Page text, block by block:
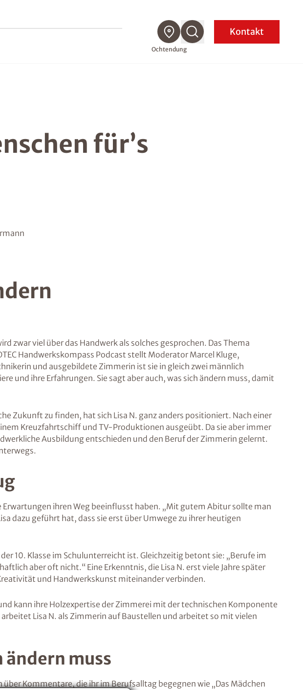
Ochtendung
Kontakt
für’s
zwar viel über das Handwerk als solches gesprochen. Das Thema
Handwerkskompass Podcast stellt Moderator Marcel Kluge,
und ausgebildete Zimmerin ist sie in gleich zwei männlich
und ihre Erfahrungen. Sie sagt aber auch, was sich ändern muss, damit
Zukunft zu finden, hat sich Lisa N. ganz anders positioniert. Nach einer
Kreuzfahrtschiff und TV-Produktionen ausgeübt. Da sie aber immer
Ausbildung entschieden und den Beruf der Zimmerin gelernt.
Erwartungen ihren Weg beeinflusst haben. „Mit gutem Abitur sollte man
dazu geführt hat, dass sie erst über Umwege zu ihrer heutigen
10. Klasse im Schulunterreicht ist. Gleichzeitig betont sie: „Berufe im
aber oft nicht.“ Eine Erkenntnis, die Lisa N. erst viele Jahre später
und Handwerkskunst miteinander verbinden.
kann ihre Holzexpertise der Zimmerei mit der technischen Komponente
Lisa N. als Zimmerin auf Baustellen und arbeitet so mit vielen
ändern muss
Kommentare, die ihr im Berufsalltag begegnen wie „Das Mädchen